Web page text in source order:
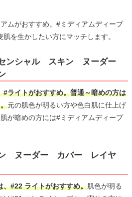
ムがおすすめ。#ミディアムディープ
を生かしたい方にマッチします。
ンシャル スキン ヌーダー
#ライトがおすすめ。普通～暗めの方は
元の肌色が明るい方や色白肌に仕上げ
が暗めの方には#ミディアムディープ
ヌーダー カバー レイヤ
、#22 ライトがおすすめ。肌色が明る